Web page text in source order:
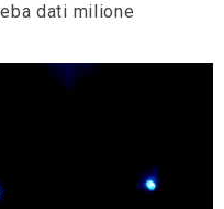
dati milione